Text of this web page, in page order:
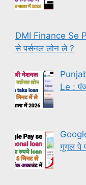
DMI Finance Se
से पर्सनल लोन ले ?
Le :
गूगल पे